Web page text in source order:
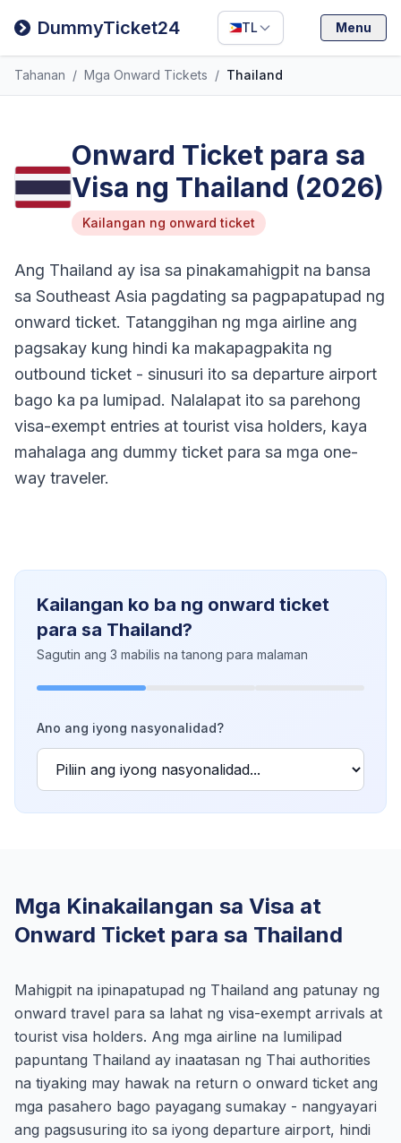
DummyTicket24 TL
Filipino
Deutsch
Español
Menu
Tahanan / Mga Onward Tickets / Thailand
Onward Ticket para sa
Visa ng Thailand (2026)
Kailangan ng onward ticket
Ang Thailand ay isa sa pinakamahigpit na bansa
sa Southeast Asia pagdating sa pagpapatupad ng
onward ticket. Tatanggihan ng mga airline ang
pagsakay kung hindi ka makapagpakita ng
outbound ticket - sinusuri ito sa departure airport
bago ka pa lumipad. Nalalapat ito sa parehong
visa-exempt entries at tourist visa holders, kaya
mahalaga ang dummy ticket para sa mga one-
way traveler.
Kailangan ko ba ng onward ticket
para sa Thailand?
Sagutin ang 3 mabilis na tanong para malaman
Ano ang iyong nasyonalidad?
Mga Kinakailangan sa Visa at
Onward Ticket para sa Thailand
Mahigpit na ipinapatupad ng Thailand ang patunay ng
onward travel para sa lahat ng visa-exempt arrivals at
tourist visa holders. Ang mga airline na lumilipad
papuntang Thailand ay inaatasan ng Thai authorities
na tiyaking may hawak na return o onward ticket ang
mga pasahero bago payagang sumakay - nangyayari
ang pagsusuring ito sa iyong departure airport, hindi